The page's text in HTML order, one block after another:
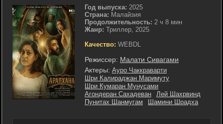
Год выпуска: 2025
Страна: Малайзия
Продолжительность: 2 ч 8 мин
Жанр: Триллер, 2025
Качество: WEBDL
Режиссер: Малати Сивагами
Актеры: Ауро Чаккраварти
Шри Калираджан Маримуту
Шри Кумаран Мунусами
Агондеран Сахадеван
Лей Шахрвинд
Пунитах Шанмугам
Шамини Шрадха